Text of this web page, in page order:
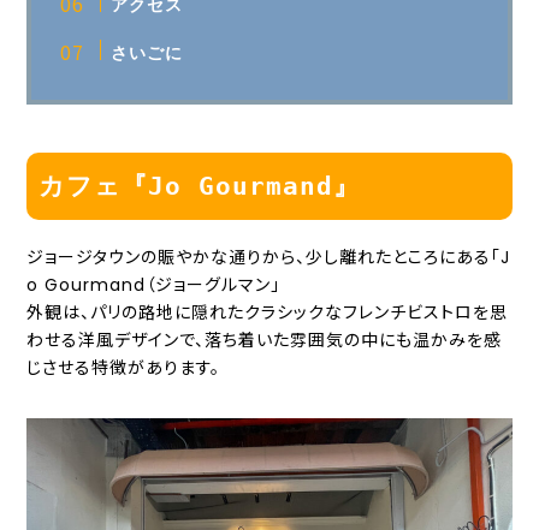
アクセス
さいごに
カフェ『Jo Gourmand』
ジョージタウンの賑やかな通りから、少し離れたところにある「J
o Gourmand（ジョーグルマン」
外観は、パリの路地に隠れたクラシックなフレンチビストロを思
わせる洋風デザインで、落ち着いた雰囲気の中にも温かみを感
じさせる特徴があります。